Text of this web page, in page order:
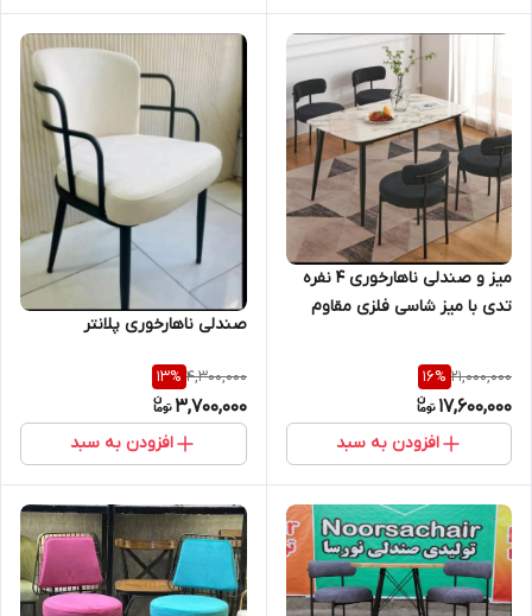
میز و صندلی ناهارخوری ۴ نفره
تدی با میز شاسی فلزی مقاوم
21,000,000
16%
17,600,000
افزودن به سبد
صندلی ناهارخوری پلانتر
4,300,000
13%
3,700,000
افزودن به سبد